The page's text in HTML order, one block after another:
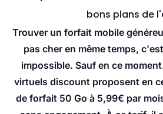
bons plans de
Trouver un forfait mobile
pas cher en même temps,
impossible. Sauf en ce
virtuels discount proposent en
de forfait 50 Go à 5,99€ par